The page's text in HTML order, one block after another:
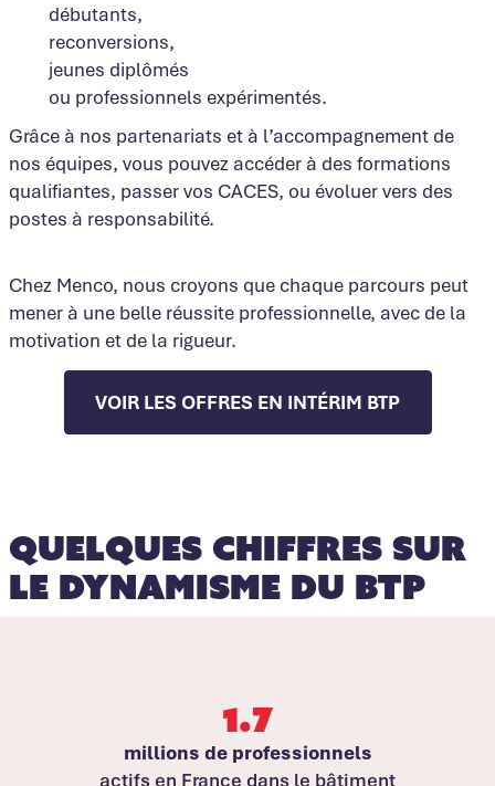
débutants,
reconversions,
jeunes diplômés
ou professionnels expérimentés.
Grâce à nos partenariats et à l’accompagnement de
nos équipes, vous pouvez accéder à des formations
qualifiantes, passer vos CACES, ou évoluer vers des
postes à responsabilité.
Chez Menco, nous croyons que chaque parcours peut
mener à une belle réussite professionnelle, avec de la
motivation et de la rigueur.
VOIR LES OFFRES EN INTÉRIM BTP
Quelques chiffres sur
le dynamisme du BTP
1.7
millions de professionnels
actifs en France dans le bâtiment